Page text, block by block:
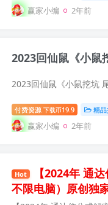
赢家小编 2年前
2023回仙鼠《小鼠
付费资源 下载币19.9 精
赢家小编 2年前
Hot
【2024年 通
不限电脑） 原创独